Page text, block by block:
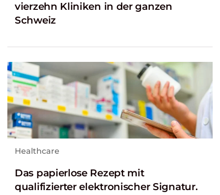
vierzehn Kliniken in der ganzen
Schweiz
Healthcare
Das papierlose Rezept mit
qualifizierter elektronischer Signatur.